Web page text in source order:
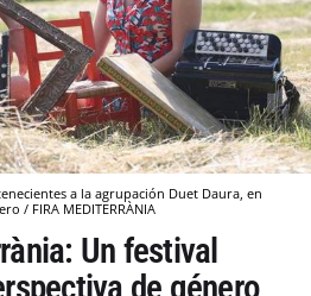
a la agrupación Duet Daura, en
/ FIRA MEDITERRÀNIA
Un festival
de género